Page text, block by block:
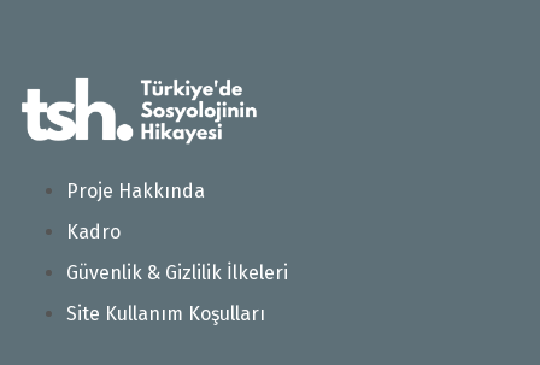
Proje Hakkında
Kadro
Güvenlik & Gizlilik İlkeleri
Site Kullanım Koşulları